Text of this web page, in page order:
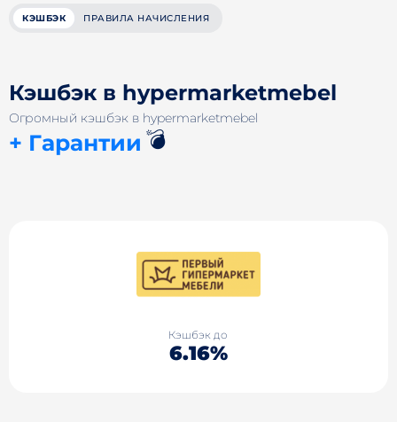
КЭШБЭК ПРАВИЛА НАЧИСЛЕНИЯ
Кэшбэк в hypermarketmebel
Огромный кэшбэк в hypermarketmebel
+ Гарантии 💣
Кэшбэк до
6.16%